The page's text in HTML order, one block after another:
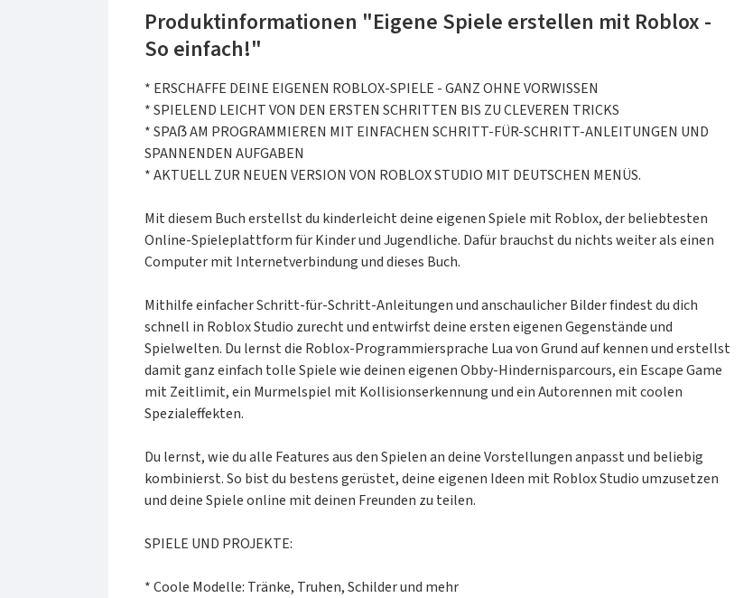
Produktinformationen "Eigene Spiele erstellen mit Roblox -
So einfach!"
* ERSCHAFFE DEINE EIGENEN ROBLOX-SPIELE - GANZ OHNE VORWISSEN
* SPIELEND LEICHT VON DEN ERSTEN SCHRITTEN BIS ZU CLEVEREN TRICKS
* SPAẞ AM PROGRAMMIEREN MIT EINFACHEN SCHRITT-FÜR-SCHRITT-ANLEITUNGEN UND
SPANNENDEN AUFGABEN
* AKTUELL ZUR NEUEN VERSION VON ROBLOX STUDIO MIT DEUTSCHEN MENÜS.
Mit diesem Buch erstellst du kinderleicht deine eigenen Spiele mit Roblox, der beliebtesten
Online-Spieleplattform für Kinder und Jugendliche. Dafür brauchst du nichts weiter als einen
Computer mit Internetverbindung und dieses Buch.
Mithilfe einfacher Schritt-für-Schritt-Anleitungen und anschaulicher Bilder findest du dich
schnell in Roblox Studio zurecht und entwirfst deine ersten eigenen Gegenstände und
Spielwelten. Du lernst die Roblox-Programmiersprache Lua von Grund auf kennen und erstellst
damit ganz einfach tolle Spiele wie deinen eigenen Obby-Hindernisparcours, ein Escape Game
mit Zeitlimit, ein Murmelspiel mit Kollisionserkennung und ein Autorennen mit coolen
Spezialeffekten.
Du lernst, wie du alle Features aus den Spielen an deine Vorstellungen anpasst und beliebig
kombinierst. So bist du bestens gerüstet, deine eigenen Ideen mit Roblox Studio umzusetzen
und deine Spiele online mit deinen Freunden zu teilen.
SPIELE UND PROJEKTE:
* Coole Modelle: Tränke, Truhen, Schilder und mehr